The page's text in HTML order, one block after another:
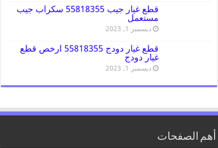
قطع غيار جيب 55818355 سكراب جيب
مستعمل
ديسمبر 1, 2023
قطع غيار دودج 55818355 ارخص قطع
غيار دودج
ديسمبر 1, 2023
أهم الصفحات